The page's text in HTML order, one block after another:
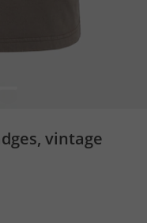
vintage